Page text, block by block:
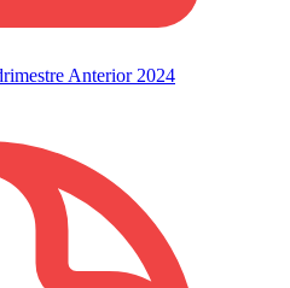
Anterior 2024